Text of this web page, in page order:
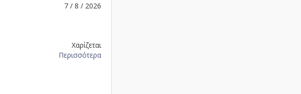
7 / 8 / 2026
Χαρίζεται
Περισσότερα